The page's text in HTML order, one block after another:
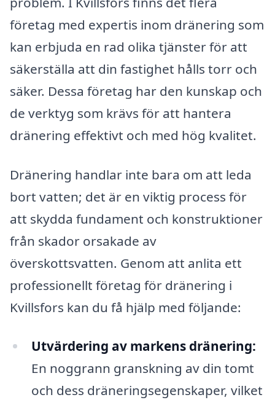
företag med expertis inom dränering som
kan erbjuda en rad olika tjänster för att
säkerställa att din fastighet hålls torr och
säker. Dessa företag har den kunskap och
de verktyg som krävs för att hantera
dränering effektivt och med hög kvalitet.
Dränering handlar inte bara om att leda
bort vatten; det är en viktig process för
att skydda fundament och konstruktioner
från skador orsakade av
överskottsvatten. Genom att anlita ett
professionellt företag för dränering i
Kvillsfors kan du få hjälp med följande:
Utvärdering av markens dränering:
En noggrann granskning av din tomt
och dess dräneringsegenskaper, vilket